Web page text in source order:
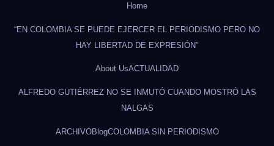
Home
“EN COLOMBIA SE PUEDE EJERCER EL PERIODISMO PERO NO
HAY LIBERTAD DE EXPRESIÓN”
About UsACTUALIDAD
ALFREDO GUTIÉRREZ NO SE INMUTÓ CUANDO MOSTRÓ LAS
NALGAS
ARCHIVOBlogCOLOMBIA SIN PERIODISMO